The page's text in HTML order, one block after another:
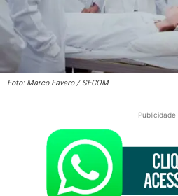
Foto: Marco Favero / SECOM
Publicidade